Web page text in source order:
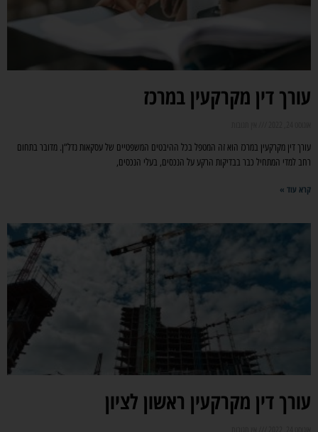
עורך דין מקרקעין במרכז
עורך דין מקרקעין במרכז הוא זה המטפל בכל ההיבטים המשפטיים של עסקאות נדל“ן. מדובר בתחום
רחב למדי המתחיל כבר בבדיקות הרקע על הנכסים, בעלי הנכסים,
קרא עוד »
עורך דין מקרקעין ראשון לציון